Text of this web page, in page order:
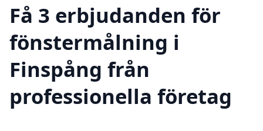
Få 3 erbjudanden för
fönstermålning i
Finspång från
professionella företag